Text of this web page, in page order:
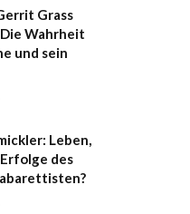
Grass
Wahrheit
und sein
Leben,
des